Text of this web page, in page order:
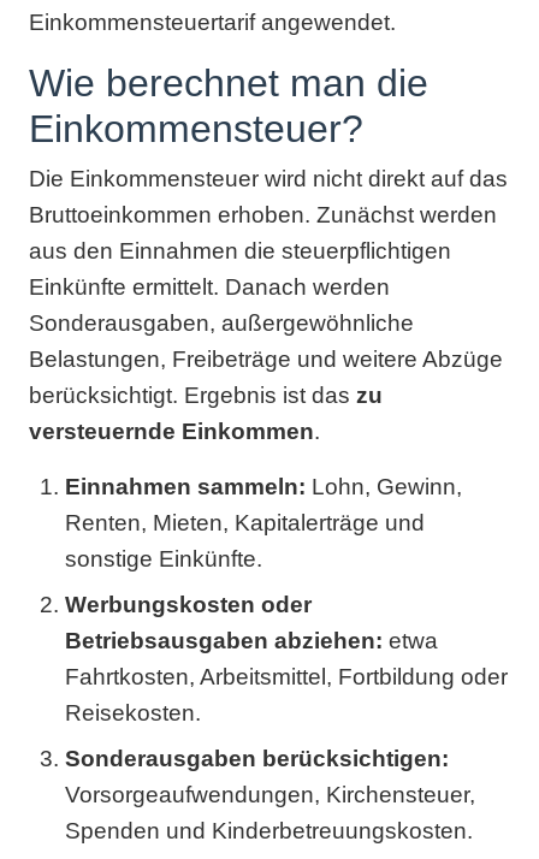
Einkommensteuertarif angewendet.
Wie berechnet man die
Einkommensteuer?
Die Einkommensteuer wird nicht direkt auf das
Bruttoeinkommen erhoben. Zunächst werden
aus den Einnahmen die steuerpflichtigen
Einkünfte ermittelt. Danach werden
Sonderausgaben, außergewöhnliche
Belastungen, Freibeträge und weitere Abzüge
berücksichtigt. Ergebnis ist das zu
versteuernde Einkommen.
Einnahmen sammeln: Lohn, Gewinn,
Renten, Mieten, Kapitalerträge und
sonstige Einkünfte.
Werbungskosten oder
Betriebsausgaben abziehen: etwa
Fahrtkosten, Arbeitsmittel, Fortbildung oder
Reisekosten.
Sonderausgaben berücksichtigen:
Vorsorgeaufwendungen, Kirchensteuer,
Spenden und Kinderbetreuungskosten.